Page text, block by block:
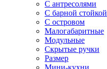
С антресолями
С барной стойкой
С островом
Малогабаритные
Модульные
Скрытые ручки
Размер
Мини-кухни